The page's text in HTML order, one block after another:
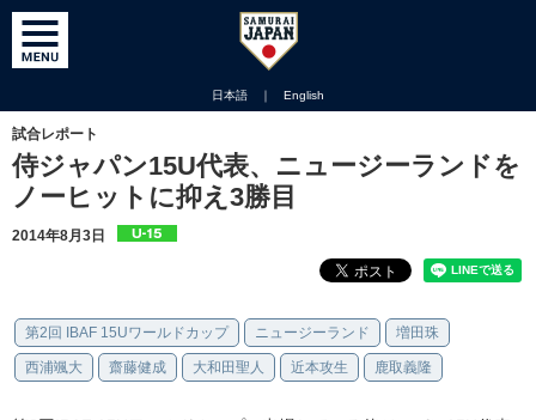
日本語 ｜ English
試合レポート
侍ジャパン15U代表、ニュージーランドを
ノーヒットに抑え3勝目
2014年8月3日
第2回 IBAF 15Uワールドカップ ニュージーランド 増田珠
西浦颯大 齋藤健成 大和田聖人 近本攻生 鹿取義隆